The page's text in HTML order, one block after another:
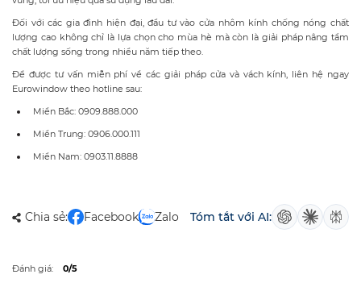
Đối với các gia đình hiện đại, đầu tư vào cửa nhôm kính chống nóng chất
lượng cao không chỉ là lựa chọn cho mùa hè mà còn là giải pháp nâng tầm
chất lượng sống trong nhiều năm tiếp theo.
Để được tư vấn miễn phí về các giải pháp cửa và vách kính, liên hệ ngay
Eurowindow theo hotline sau:
Miền Bắc: 0909.888.000
Miền Trung: 0906.000.111
Miền Nam: 0903.11.8888
Chia sẻ: Facebook Zalo Tóm tắt với AI:
Đánh giá: 0/5